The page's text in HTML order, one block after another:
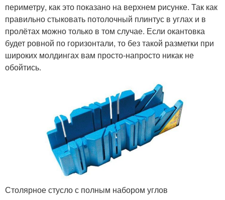
периметру, как это показано на верхнем рисунке. Так как
правильно стыковать потолочный плинтус в углах и в
пролётах можно только в том случае. Если окантовка
будет ровной по горизонтали, то без такой разметки при
широких молдингах вам просто-напросто никак не
обойтись.
Столярное стусло с полным набором углов